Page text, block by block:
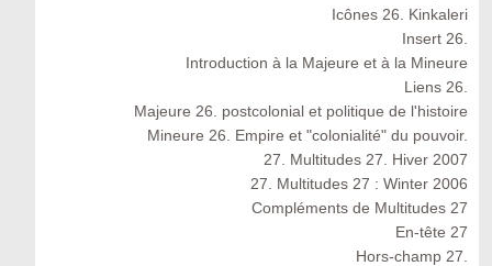
Icônes 26. Kinkaleri
Insert 26.
Introduction à la Majeure et à la Mineure
Liens 26.
Majeure 26. postcolonial et politique de l'histoire
Mineure 26. Empire et "colonialité" du pouvoir.
27. Multitudes 27. Hiver 2007
27. Multitudes 27 : Winter 2006
Compléments de Multitudes 27
En-tête 27
Hors-champ 27.